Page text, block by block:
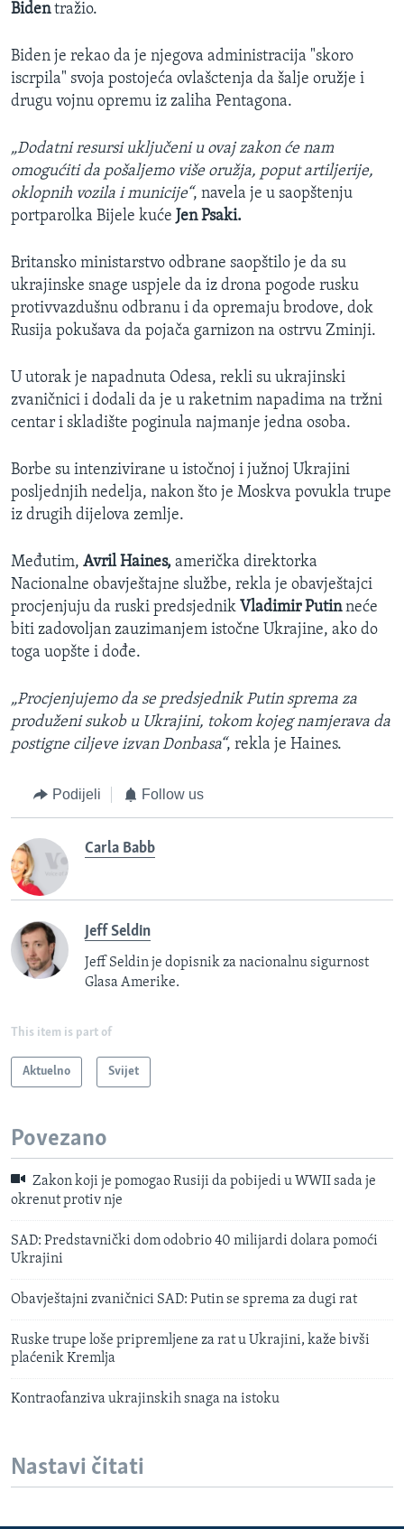
Bidentražio.
Biden je rekao da je njegova administracija "skoro
iscrpila" svoja postojeća ovlašctenja da šalje oružje i
drugu vojnu opremu iz zaliha Pentagona.
„Dodatni resursi uključeni u ovaj zakon će nam
omogućiti da pošaljemo više oružja, poput artiljerije,
oklopnih vozila i municije“, navela je u saopštenju
portparolka Bijele kuće Jen Psaki.
Britansko ministarstvo odbrane saopštilo je da su
ukrajinske snage uspjele da iz drona pogode rusku
protivvazdušnu odbranu i da opremaju brodove, dok
Rusija pokušava da pojača garnizon na ostrvu Zminji.
U utorak je napadnuta Odesa, rekli su ukrajinski
zvaničnici i dodali da je u raketnim napadima na tržni
centar i skladište poginula najmanje jedna osoba.
Borbe su intenzivirane u istočnoj i južnoj Ukrajini
posljednjih nedelja, nakon što je Moskva povukla trupe
iz drugih dijelova zemlje.
Međutim, Avril Haines, američka direktorka
Nacionalne obavještajne službe, rekla je obavještajci
procjenjuju da ruski predsjednik Vladimir Putinneće
biti zadovoljan zauzimanjem istočne Ukrajine, ako do
toga uopšte i dođe.
„Procjenjujemo da se predsjednik Putin sprema za
produženi sukob u Ukrajini, tokom kojeg namjerava da
postigne ciljeve izvan Donbasa“, rekla je Haines.
Podijeli Follow us
Carla Babb
Jeff Seldin
Jeff Seldin je dopisnik za nacionalnu sigurnost
Glasa Amerike.
This item is part of
Aktuelno Svijet
Povezano
Zakon koji je pomogao Rusiji da pobijedi u WWII sada je
okrenut protiv nje
SAD: Predstavnički dom odobrio 40 milijardi dolara pomoći
Ukrajini
Obavještajni zvaničnici SAD: Putin se sprema za dugi rat
Ruske trupe loše pripremljene za rat u Ukrajini, kaže bivši
plaćenik Kremlja
Kontraofanziva ukrajinskih snaga na istoku
Nastavi čitati